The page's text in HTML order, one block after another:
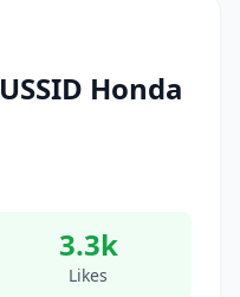
Honda
3.3k
Likes